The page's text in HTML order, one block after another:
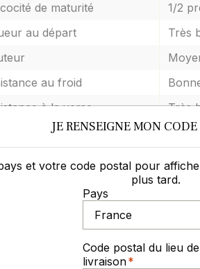
de maturité
1/2
au départ
Très
au froid
à la verse
Très
globale aux maladies
Très
320 -
8 -
JE RENSEIGNE MON
et votre code postal pour
plus tard.
Pays
Code postal du lieu de
livraison